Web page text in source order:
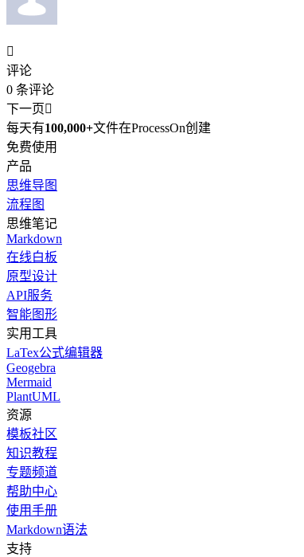

评论
0 条评论
下一页
每天有100,000+文件在ProcessOn创建
免费使用
产品
思维导图
流程图
思维笔记
Markdown
在线白板
原型设计
API服务
智能图形
实用工具
LaTex公式编辑器
Geogebra
Mermaid
PlantUML
资源
模板社区
知识教程
专题频道
帮助中心
使用手册
Markdown语法
支持